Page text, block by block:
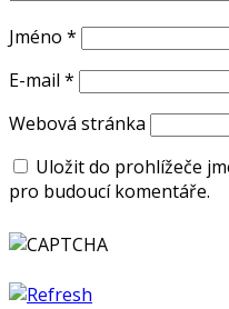
Jméno *
E-mail *
Webová stránka
Uložit do prohlížeče
pro budoucí komentáře.